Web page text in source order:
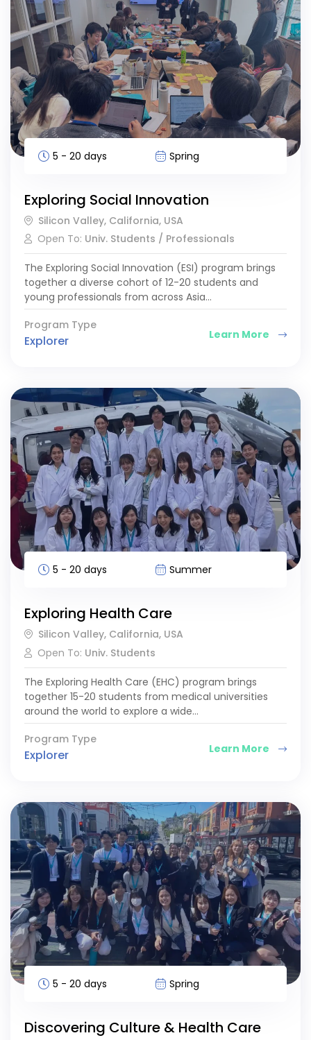
する課題の解決に積極的に取り組めるリーダーの育成を目指
しています。 オンライン事前研修: 自分の強みや価値観を振
り返り、探究思考を養い、SDGsとリーダーシップについて
学ぶ。 アメリカ研修: サンフランシスコのベイエリアにて、
企業・NPO団体への訪問、現地リーダーとの交流、ワーク
ショップ、そして振り返りセッションを通して日米関係への
理解を深め、SDGsへの取り組み方について熟考する。…
5 - 20 days Spring
Exploring Social Innovation
Silicon Valley, California, USA
Open To: Univ. Students / Professionals
The Exploring Social Innovation (ESI) program brings
together a diverse cohort of 12-20 students and
young professionals from across Asia…
Program Type
Explorer Learn More
5 - 20 days Summer
Exploring Health Care
Silicon Valley, California, USA
Open To: Univ. Students
The Exploring Health Care (EHC) program brings
together 15-20 students from medical universities
around the world to explore a wide…
Program Type
Explorer Learn More
5 - 20 days Spring
Discovering Culture & Health Care